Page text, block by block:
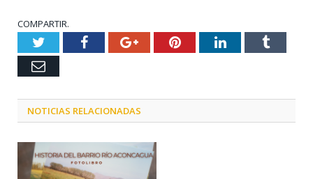
COMPARTIR.
TwitterFacebookGoogle+PinterestLinkedInTumblr
Email
NOTICIAS RELACIONADAS